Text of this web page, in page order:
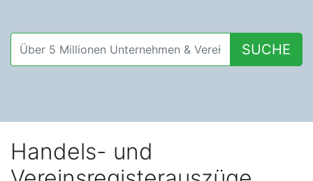
SUCHE
Handels- und